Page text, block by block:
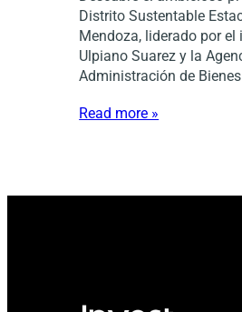
Distrito Sustentable
Mendoza, liderado por el
Ulpiano Suarez y la
Administración de
Read more »